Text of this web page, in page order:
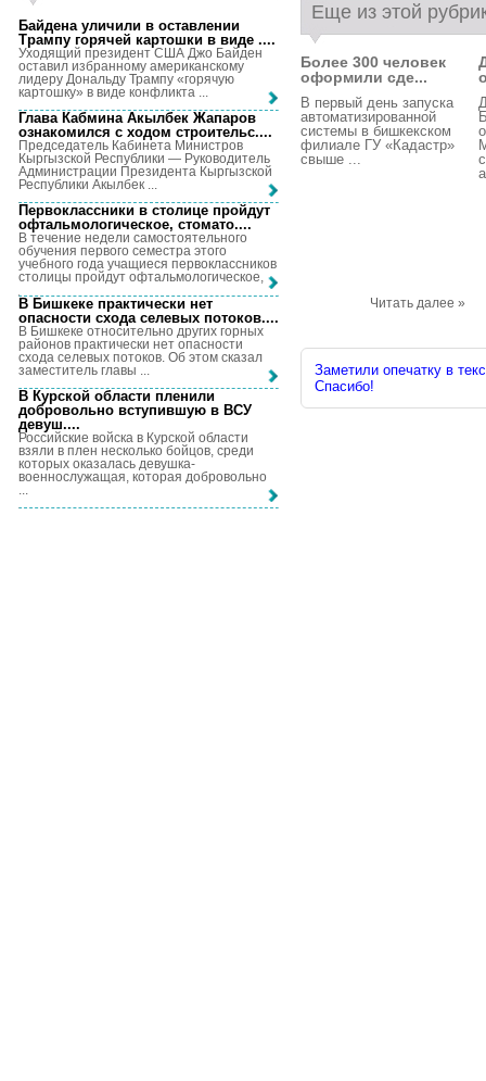
Еще из этой
Более 300 человек
оформили сде...
В первый день запуска
автоматизированной
системы в бишкекском
филиале ГУ «Кадастр»
свыше ...
Читать далее »
Заметили опечатку в
Спасибо!
Байдена уличили в оставлении
Трампу горячей картошки в виде ....
Уходящий президент США Джо Байден
оставил избранному американскому
лидеру Дональду Трампу «горячую
картошку» в виде конфликта ...
Глава Кабмина Акылбек Жапаров
ознакомился с ходом строительс....
Председатель Кабинета Министров
Кыргызской Республики — Руководитель
Администрации Президента Кыргызской
Республики Акылбек ...
Первоклассники в столице пройдут
офтальмологическое, стомато....
В течение недели самостоятельного
обучения первого семестра этого
учебного года учащиеся первоклассников
столицы пройдут офтальмологическое, ...
В Бишкеке практически нет
опасности схода селевых потоков....
В Бишкеке относительно других горных
районов практически нет опасности
схода селевых потоков. Об этом сказал
заместитель главы ...
В Курской области пленили
добровольно вступившую в ВСУ
девуш....
Российские войска в Курской области
взяли в плен несколько бойцов, среди
которых оказалась девушка-
военнослужащая, которая добровольно
...